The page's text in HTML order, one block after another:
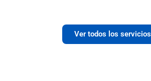
Ver todos los servicios